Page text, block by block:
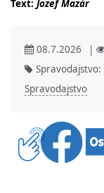
Text: Jozef Mazár
08.7.2026 |
Spravodajstvo:
Spravodajstvo